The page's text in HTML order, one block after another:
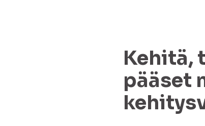
Kehitä,
pääset